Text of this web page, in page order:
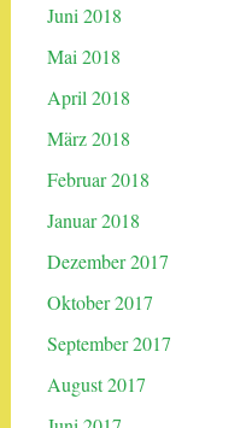
Juni 2018
Mai 2018
April 2018
März 2018
Februar 2018
Januar 2018
Dezember 2017
Oktober 2017
September 2017
August 2017